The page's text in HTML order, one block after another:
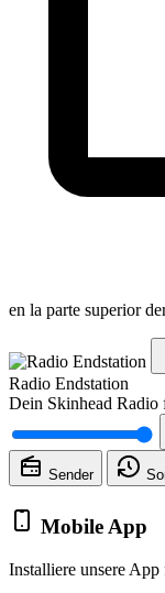
en la parte superior
Radio Endstation
Dein Skinhead
Sender
Mobile App
Installiere unsere App